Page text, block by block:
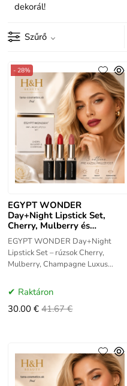
dekorál!
Szűrő
EGYPT WONDER
Day+Night Lipstick Set,
Cherry, Mulberry és
Champagne
EGYPT WONDER Day+Night
Lipstick Set – rúzsok Cherry,
Mulberry, Champagne Luxus
rúzskészlet – 3 árnyalat: Cherry,
Mulberry, Champagne.
- 28%
Raktáron
30.00 € 41.67 €